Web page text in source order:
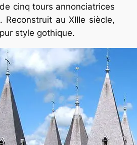
cinq tours annonciatrices
Reconstruit au XIIIe siècle,
style gothique.